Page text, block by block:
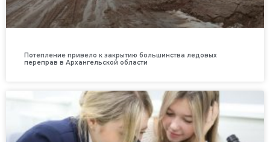
Потепление привело к закрытию большинства ледовых
переправ в Архангельской области